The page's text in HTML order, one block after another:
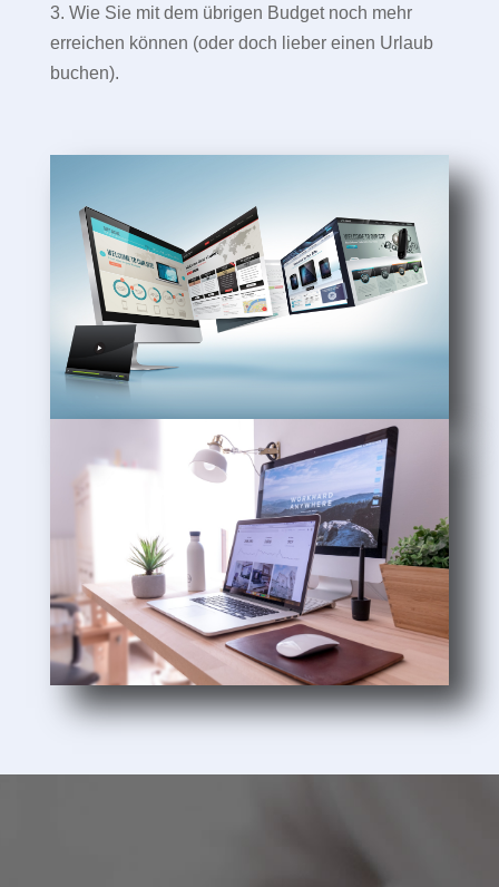
3. Wie Sie mit dem übrigen Budget noch mehr
erreichen können (oder doch lieber einen Urlaub
buchen).